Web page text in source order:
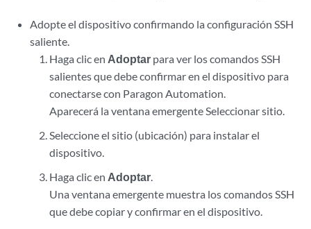
Adopte el dispositivo confirmando la configuración SSH
saliente.
Haga clic en Adoptarpara ver los comandos SSH
salientes que debe confirmar en el dispositivo para
conectarse con Paragon Automation.
Aparecerá la ventana emergente Seleccionar sitio.
Seleccione el sitio (ubicación) para instalar el
dispositivo.
Haga clic en Adoptar.
Una ventana emergente muestra los comandos SSH
que debe copiar y confirmar en el dispositivo.